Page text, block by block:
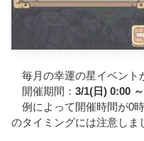
毎月の幸運の星イベント
開催期間： 3/1(日) 0:00
例によって開催時間が0
のタイミングには注意しま